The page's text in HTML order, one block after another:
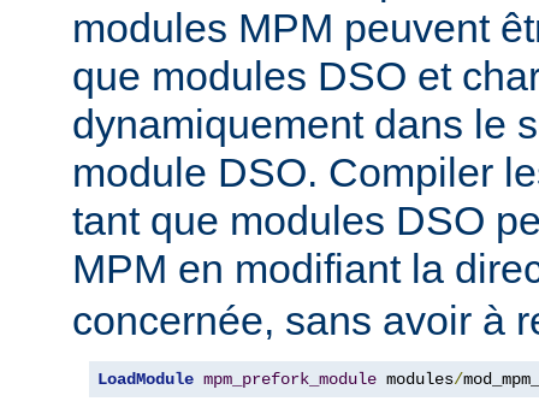
modules MPM peuvent
que modules DSO et
dynamiquement dans le
module DSO. Compiler
tant que modules DSO
MPM en modifiant la
concernée, sans avoir à
LoadModule mpm_prefork_module modules/